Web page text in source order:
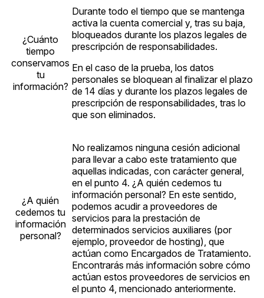
¿Cuánto
tiempo
conservamos
tu
información?
Durante todo el tiempo que se mantenga
activa la cuenta comercial y, tras su baja,
bloqueados durante los plazos legales de
prescripción de responsabilidades.
En el caso de la prueba, los datos
personales se bloquean al finalizar el plazo
de 14 días y durante los plazos legales de
prescripción de responsabilidades, tras lo
que son eliminados.
¿A quién
cedemos tu
información
personal?
No realizamos ninguna cesión adicional
para llevar a cabo este tratamiento que
aquellas indicadas, con carácter general,
en el punto 4. ¿A quién cedemos tu
información personal? En este sentido,
podemos acudir a proveedores de
servicios para la prestación de
determinados servicios auxiliares (por
ejemplo, proveedor de hosting), que
actúan como Encargados de Tratamiento.
Encontrarás más información sobre cómo
actúan estos proveedores de servicios en
el punto 4, mencionado anteriormente.